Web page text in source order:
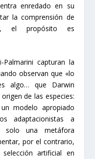
enredado en su
la comprensión de
el propósito es
capturan la
observan que «lo
algo… que Darwin
de las especies:
modelo apropiado
adaptacionistas a
una metáfora
por el contrario,
artificial en